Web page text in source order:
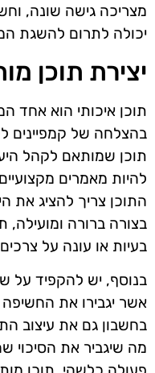
מצריכה גישה שונה,
יכולה לתרום להשגת
יצירת תוכן
תוכן איכותי הוא אחד
תוכן שמותאם לקהל
להיות מאמרים
התוכן צריך להציג את
בצורה ברורה ומועילה,
בעיות או עונה על
בנוסף, יש להקפיד על
אשר יגבירו את
בחשבון גם את עיצוב
מה שיגביר את הסיכוי